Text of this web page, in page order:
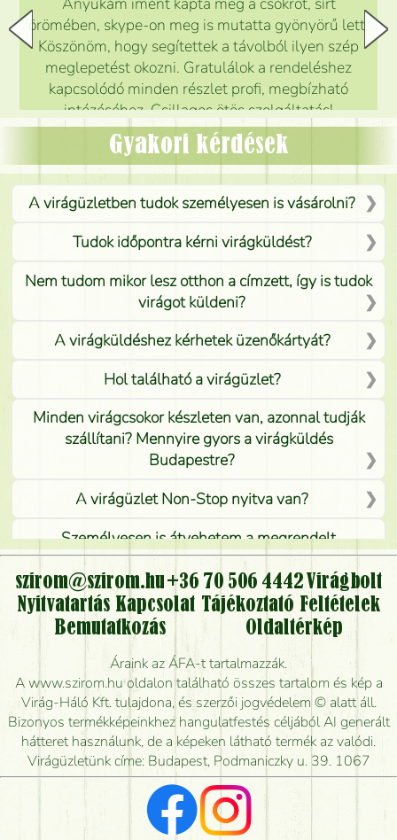
örömében, skype-on meg is mutatta gyönyörű lett.
Köszönöm, hogy segítettek a távolból ilyen szép
meglepetést okozni. Gratulálok a rendeléshez
kapcsolódó minden részlet profi, megbízható
intézéséhez. Csillagos ötös szolgáltatás!
Mónika
Gyakori kérdések
A virágüzletben tudok személyesen is vásárolni?
Tudok időpontra kérni virágküldést?
Nem tudom mikor lesz otthon a címzett, így is tudok
virágot küldeni?
A virágküldéshez kérhetek üzenőkártyát?
Hol található a virágüzlet?
Minden virágcsokor készleten van, azonnal tudják
szállítani? Mennyire gyors a virágküldés
Budapestre?
A virágüzlet Non-Stop nyitva van?
Személyesen is átvehetem a megrendelt
virágcsokrot, vagy csak virágküldéssel, kiszállítással
kérhető?
Vidékre is lehet rendelni?
Meddig rendelhetek virágküldést úgy, hogy még ma
kiszállítsák?
Mennyire gyorsan tudják elkészíteni a csokrot, és
mikor tudják leghamarabb kiszállítani?
Vörös rózsát keresek, van önöknél?
Milyen visszajelzést kapok a virágküldésről?
szirom@szirom.hu+36 70 506 4442Virágbolt
Nyitvatartás Kapcsolat Tájékoztató Feltételek
Bemutatkozás
Oldaltérkép
Áraink az ÁFA-t tartalmazzák.
A www.szirom.hu oldalon található összes tartalom és kép a
Virág-Háló Kft. tulajdona, és szerzői jogvédelem © alatt áll.
Bizonyos termékképeinkhez hangulatfestés céljából AI generált
hátteret használunk, de a képeken látható termék az valódi.
Virágüzletünk címe: Budapest, Podmaniczky u. 39. 1067